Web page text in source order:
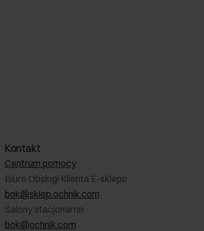
Kontakt
Centrum pomocy
Biuro Obsługi Klienta E-sklepu
bok@sklep.ochnik.com
Salony stacjonarne
bok@ochnik.com